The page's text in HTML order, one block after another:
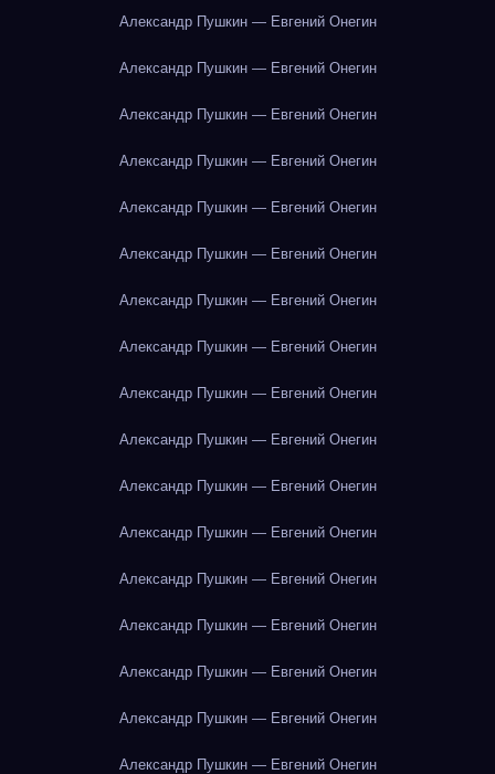
Александр Пушкин — Евгений Онегин
Александр Пушкин — Евгений Онегин
Александр Пушкин — Евгений Онегин
Александр Пушкин — Евгений Онегин
Александр Пушкин — Евгений Онегин
Александр Пушкин — Евгений Онегин
Александр Пушкин — Евгений Онегин
Александр Пушкин — Евгений Онегин
Александр Пушкин — Евгений Онегин
Александр Пушкин — Евгений Онегин
Александр Пушкин — Евгений Онегин
Александр Пушкин — Евгений Онегин
Александр Пушкин — Евгений Онегин
Александр Пушкин — Евгений Онегин
Александр Пушкин — Евгений Онегин
Александр Пушкин — Евгений Онегин
Александр Пушкин — Евгений Онегин